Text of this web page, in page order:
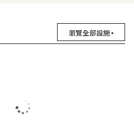
瀏覽全部設施